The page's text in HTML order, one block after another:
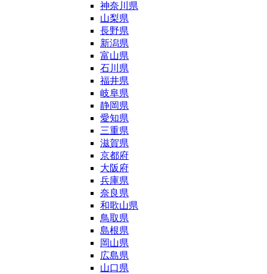
神奈川県
山梨県
長野県
新潟県
富山県
石川県
福井県
岐阜県
静岡県
愛知県
三重県
滋賀県
京都府
大阪府
兵庫県
奈良県
和歌山県
鳥取県
島根県
岡山県
広島県
山口県